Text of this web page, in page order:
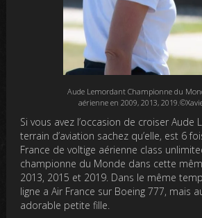
Aude Lemordant Championne du
aérienne en 2009, 2013,
Si vous avez l’occasion de croiser Aude
terrain d’aviation sachez qu’elle, est 6
France de voltige aérienne class
championne du Monde dans cette
2013, 2015 et 2019. Dans le même
ligne a Air France sur Boeing 777, mais
adorable petite fille.